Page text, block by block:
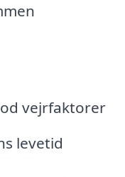
vejrfaktorer
levetid